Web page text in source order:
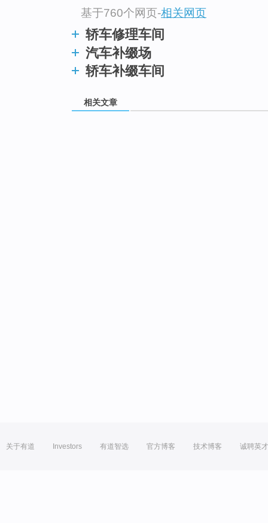
基于760个网页-相关网页
轿车修理车间
汽车补缀场
轿车补缀车间
相关文章
关于有道 Investors 有道智选 官方博客 技术博客 诚聘英才